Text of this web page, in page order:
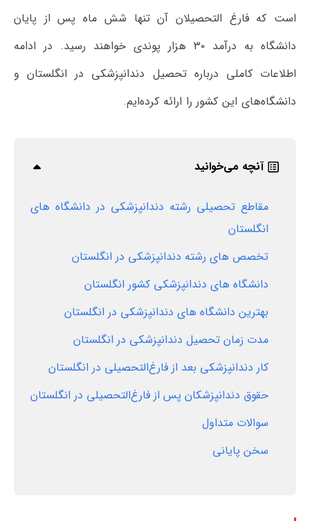
است که فارغ التحصیلان آن تنها شش ماه پس از پایان
دانشگاه به درآمد ۳۰ هزار پوندی خواهند رسید. در ادامه
اطلاعات کاملی درباره تحصیل دندانپزشکی در انگلستان و
دانشگاه‌های این کشور را ارائه کرده‌ایم.
آنچه می‌خوانید
مقاطع تحصیلی رشته دندانپزشکی در دانشگاه‌ های
انگلستان
تخصص های رشته دندانپزشکی در انگلستان
دانشگاه های دندانپزشکی کشور انگلستان
بهترین دانشگاه های دندانپزشکی در انگلستان
مدت زمان تحصیل دندانپزشکی در انگلستان
کار دندانپزشکی بعد از فارغ‌التحصیلی در انگلستان
حقوق دندانپزشکان پس از فارغ‌التحصیلی در انگلستان
سوالات متداول
سخن پایانی